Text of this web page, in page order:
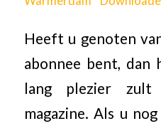
Heeft u genoten
abonnee bent, dan
lang plezier zult
magazine. Als u